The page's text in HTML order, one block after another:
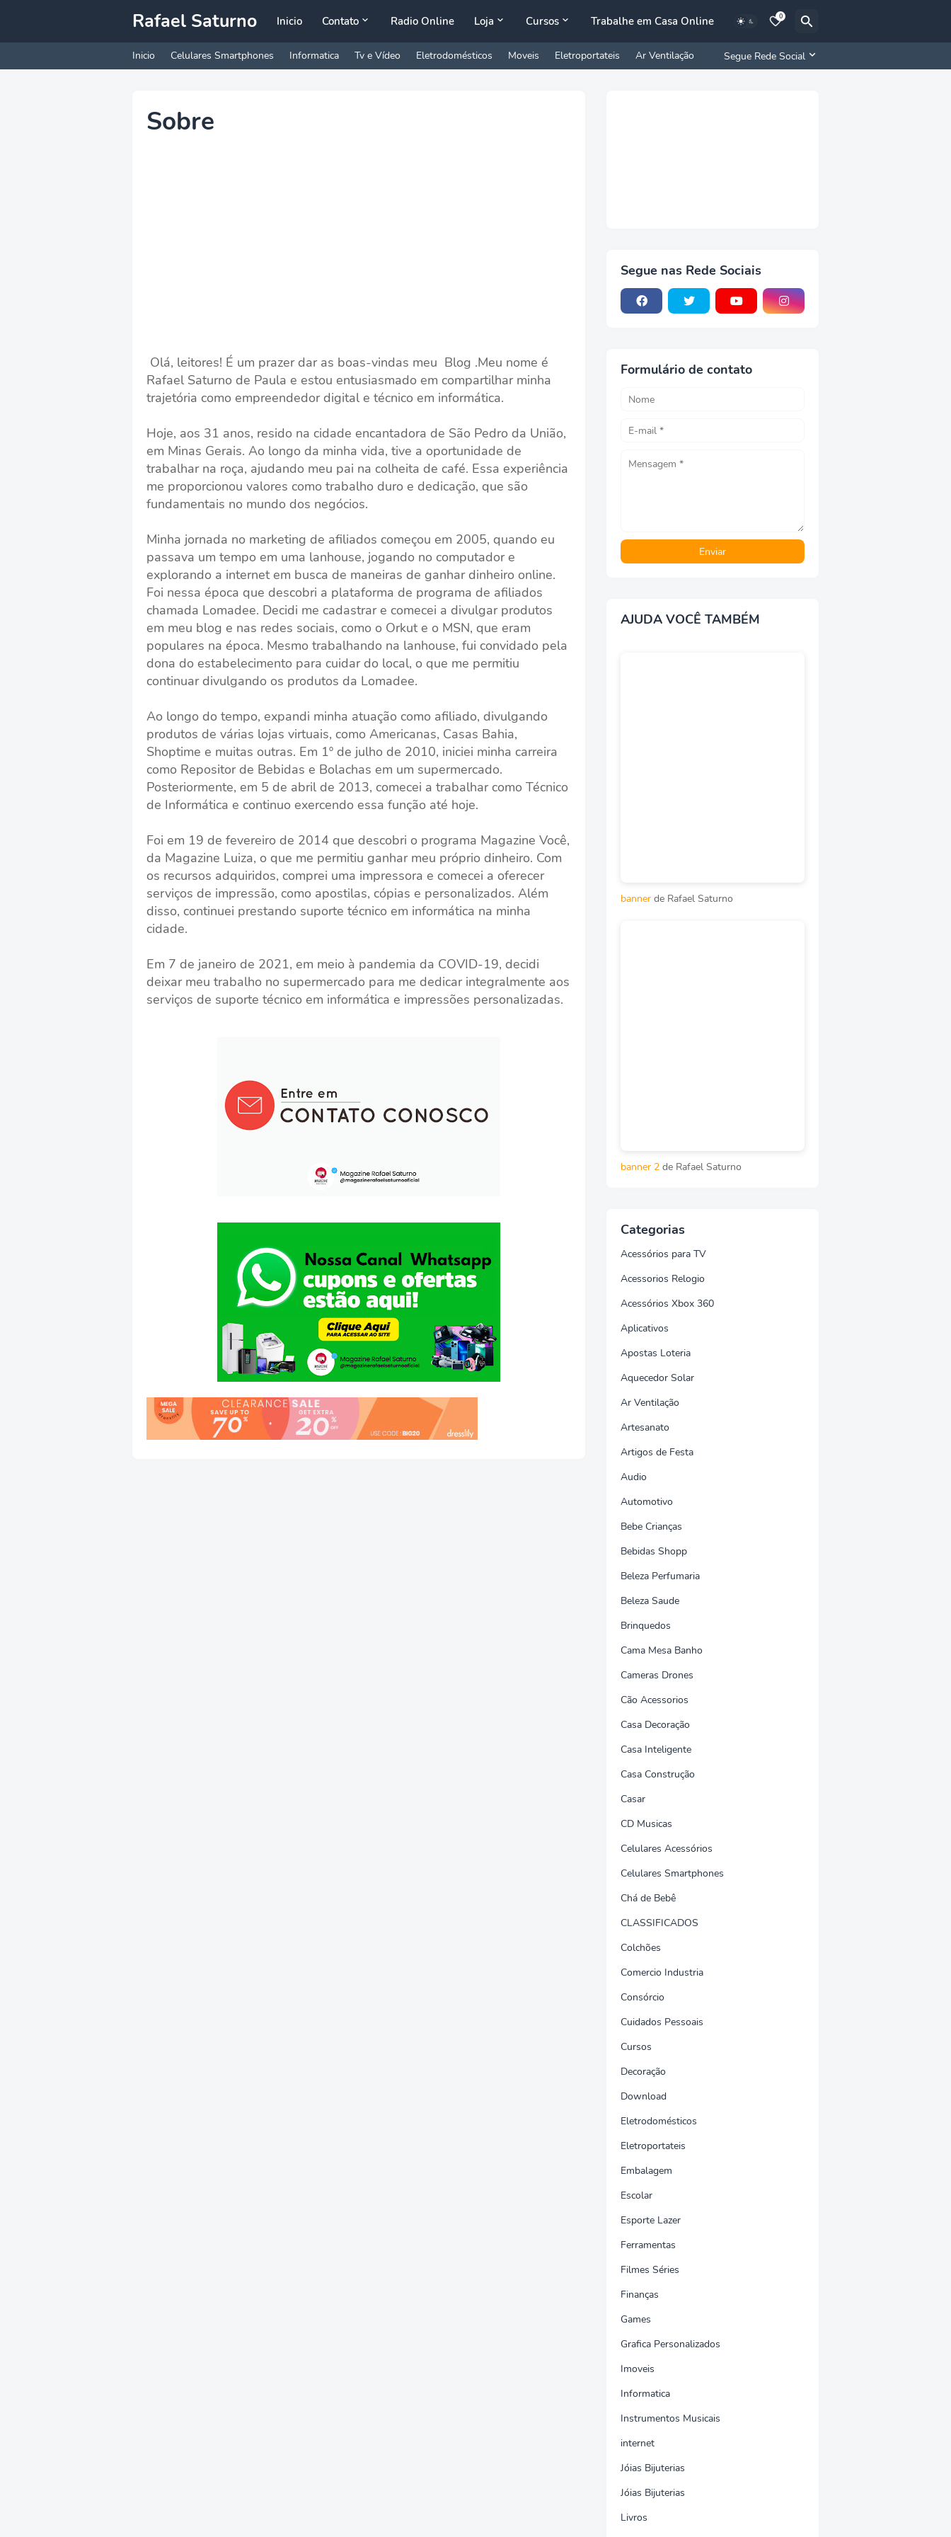
Rafael Saturno Inicio Contato Radio Online Loja Cursos Trabalhe em Casa Online 0
Inicio Celulares Smartphones Informatica Tv e Vídeo Eletrodomésticos Moveis Eletroportateis Ar Ventilação Segue Rede Social
Sobre
Olá, leitores! É um prazer dar as boas-vindas meu Blog .Meu nome é
Rafael Saturno de Paula e estou entusiasmado em compartilhar minha
trajetória como empreendedor digital e técnico em informática.
Hoje, aos 31 anos, resido na cidade encantadora de São Pedro da União,
em Minas Gerais. Ao longo da minha vida, tive a oportunidade de
trabalhar na roça, ajudando meu pai na colheita de café. Essa experiência
me proporcionou valores como trabalho duro e dedicação, que são
fundamentais no mundo dos negócios.
Minha jornada no marketing de afiliados começou em 2005, quando eu
passava um tempo em uma lanhouse, jogando no computador e
explorando a internet em busca de maneiras de ganhar dinheiro online.
Foi nessa época que descobri a plataforma de programa de afiliados
chamada Lomadee. Decidi me cadastrar e comecei a divulgar produtos
em meu blog e nas redes sociais, como o Orkut e o MSN, que eram
populares na época. Mesmo trabalhando na lanhouse, fui convidado pela
dona do estabelecimento para cuidar do local, o que me permitiu
continuar divulgando os produtos da Lomadee.
Ao longo do tempo, expandi minha atuação como afiliado, divulgando
produtos de várias lojas virtuais, como Americanas, Casas Bahia,
Shoptime e muitas outras. Em 1º de julho de 2010, iniciei minha carreira
como Repositor de Bebidas e Bolachas em um supermercado.
Posteriormente, em 5 de abril de 2013, comecei a trabalhar como Técnico
de Informática e continuo exercendo essa função até hoje.
Foi em 19 de fevereiro de 2014 que descobri o programa Magazine Você,
da Magazine Luiza, o que me permitiu ganhar meu próprio dinheiro. Com
os recursos adquiridos, comprei uma impressora e comecei a oferecer
serviços de impressão, como apostilas, cópias e personalizados. Além
disso, continuei prestando suporte técnico em informática na minha
cidade.
Em 7 de janeiro de 2021, em meio à pandemia da COVID-19, decidi
deixar meu trabalho no supermercado para me dedicar integralmente aos
serviços de suporte técnico em informática e impressões personalizadas.
Segue nas Rede Sociais
Formulário de contato
AJUDA VOCÊ TAMBÉM
banner de Rafael Saturno
banner 2 de Rafael Saturno
Categorias
Acessórios para TV
Acessorios Relogio
Acessórios Xbox 360
Aplicativos
Apostas Loteria
Aquecedor Solar
Ar Ventilação
Artesanato
Artigos de Festa
Audio
Automotivo
Bebe Crianças
Bebidas Shopp
Beleza Perfumaria
Beleza Saude
Brinquedos
Cama Mesa Banho
Cameras Drones
Cão Acessorios
Casa Decoração
Casa Inteligente
Casa Construção
Casar
CD Musicas
Celulares Acessórios
Celulares Smartphones
Chá de Bebê
CLASSIFICADOS
Colchões
Comercio Industria
Consórcio
Cuidados Pessoais
Cursos
Decoração
Download
Eletrodomésticos
Eletroportateis
Embalagem
Escolar
Esporte Lazer
Ferramentas
Filmes Séries
Finanças
Games
Grafica Personalizados
Imoveis
Informatica
Instrumentos Musicais
internet
Jóias Bijuterias
Jóias Bijuterias
Livros